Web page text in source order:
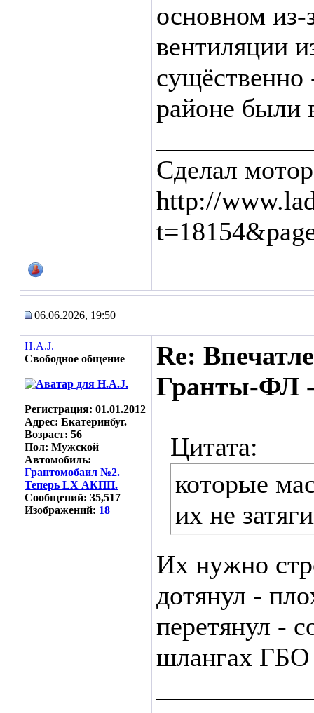
основном из-
вентиляции
сущёственно
районе были
Сделал
http://
06.06.2026, 19:50
H.A.J.
Свободное общение
Регистрация: 01.01.2012
Адрес: Екатеринбуг.
Возраст: 56
Пол: Мужской
Автомобиль:
Грантомобаил №2.
Теперь LX АКПП.
Сообщений: 35,517
Изображений: 18
Re:
Гранты-ФЛ
Цитата:
которые
их не
Их нужно
дотянул -
перетянул -
шлангах